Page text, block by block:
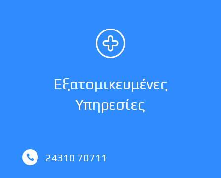
Εξατομικευμένες
Υπηρεσίες
 24310 70711